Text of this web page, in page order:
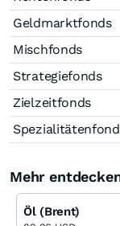
Geldmarktfonds
Mischfonds
Strategiefonds
Zielzeitfonds
Mehr
Öl (Brent)